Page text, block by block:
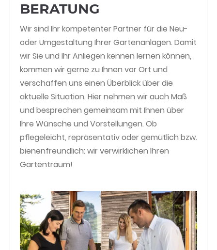
BERATUNG
Wir sind Ihr kompetenter Partner für die Neu-
oder Umgestaltung Ihrer Gartenanlagen. Damit
wir Sie und Ihr Anliegen kennen lernen können,
kommen wir gerne zu Ihnen vor Ort und
verschaffen uns einen Überblick über die
aktuelle Situation. Hier nehmen wir auch Maß
und besprechen gemeinsam mit Ihnen über
Ihre Wünsche und Vorstellungen. Ob
pflegeleicht, repräsentativ oder gemütlich bzw.
bienenfreundlich: wir verwirklichen Ihren
Gartentraum!